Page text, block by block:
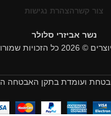
צור קשרהצהרת נגישות
נשר אביזרי סלולר
כל הזכויות שמורות
ועומדת בתקן האבטחה